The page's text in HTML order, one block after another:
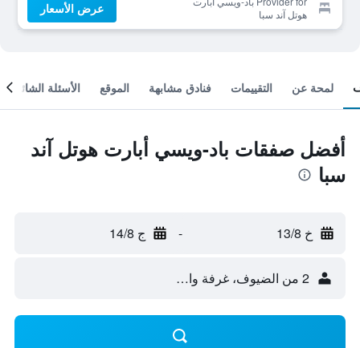
هوتل آند سبا
عرض الأسعار
لمحة عن التقييمات فنادق مشابهة الموقع الأسئلة الشائعة
أفضل صفقات باد-ويسي أبارت هوتل آند
سبا
خ 13/8 - ج 14/8
2 من الضيوف، غرفة واحدة